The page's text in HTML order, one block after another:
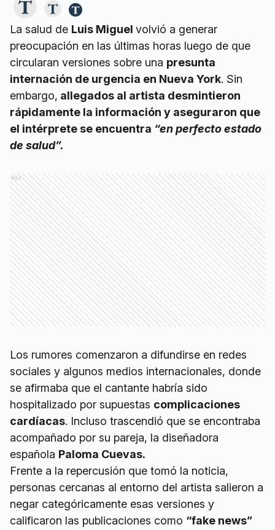
La salud de Luis Miguel volvió a generar
preocupación en las últimas horas luego de que
circularan versiones sobre una presunta
internación de urgencia en Nueva York. Sin
embargo, allegados al artista desmintieron
rápidamente la información y aseguraron que
el intérprete se encuentra “en perfecto estado
de salud”.
Ads
Los rumores comenzaron a difundirse en redes
sociales y algunos medios internacionales, donde
se afirmaba que el cantante habría sido
hospitalizado por supuestas complicaciones
cardíacas. Incluso trascendió que se encontraba
acompañado por su pareja, la diseñadora
española Paloma Cuevas.
Frente a la repercusión que tomó la noticia,
personas cercanas al entorno del artista salieron a
negar categóricamente esas versiones y
calificaron las publicaciones como “fake news”